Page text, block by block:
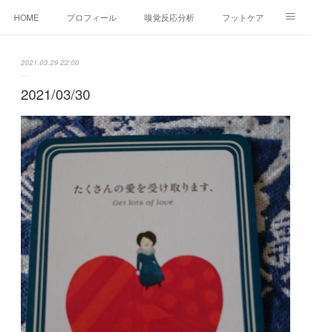
HOME プロフィール 嗅覚反応分析 フットケア
2021.03.29 22:00
2021/03/30